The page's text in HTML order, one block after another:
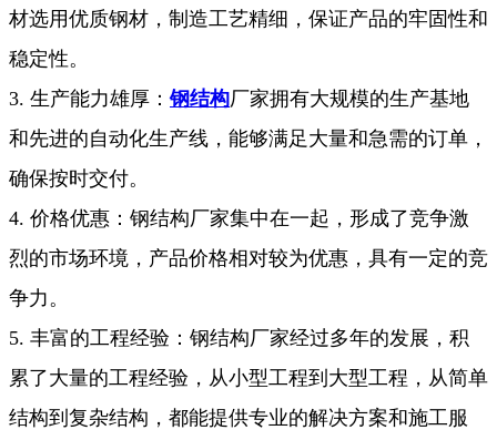
材选用优质钢材，制造工艺精细，保证产品的牢固性和
稳定性。
3. 生产能力雄厚：钢结构厂家拥有大规模的生产基地
和先进的自动化生产线，能够满足大量和急需的订单，
确保按时交付。
4. 价格优惠：钢结构厂家集中在一起，形成了竞争激
烈的市场环境，产品价格相对较为优惠，具有一定的竞
争力。
5. 丰富的工程经验：钢结构厂家经过多年的发展，积
累了大量的工程经验，从小型工程到大型工程，从简单
结构到复杂结构，都能提供专业的解决方案和施工服